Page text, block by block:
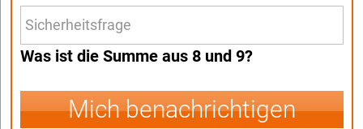
Was ist die Summe aus 8 und 9?
Mich benachrichtigen